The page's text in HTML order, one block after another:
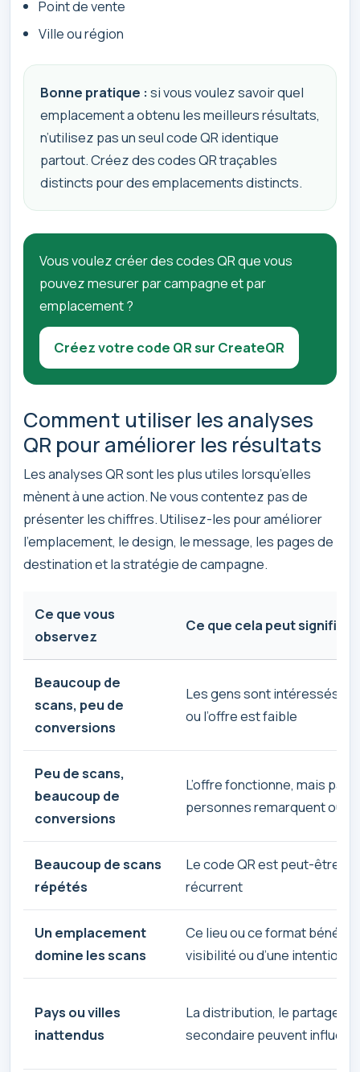
Point de vente
Ville ou région
Bonne pratique : si vous voulez savoir quel
emplacement a obtenu les meilleurs résultats,
n’utilisez pas un seul code QR identique
partout. Créez des codes QR traçables
distincts pour des emplacements distincts.
Vous voulez créer des codes QR que vous
pouvez mesurer par campagne et par
emplacement ?
Créez votre code QR sur CreateQR
Comment utiliser les analyses
QR pour améliorer les résultats
Les analyses QR sont les plus utiles lorsqu’elles
mènent à une action. Ne vous contentez pas de
présenter les chiffres. Utilisez-les pour améliorer
l’emplacement, le design, le message, les pages de
destination et la stratégie de campagne.
Ce que vous
observez
Ce que cela peut signifier
Beaucoup de
scans, peu de
conversions
Les gens sont intéressés,
ou l’offre est faible
Peu de scans,
beaucoup de
conversions
L’offre fonctionne, mais pas
personnes remarquent ou
Beaucoup de scans
répétés
Le code QR est peut-être
récurrent
Un emplacement
domine les scans
Ce lieu ou ce format
visibilité ou d’une intention
Pays ou villes
inattendus
La distribution, le partage,
secondaire peuvent